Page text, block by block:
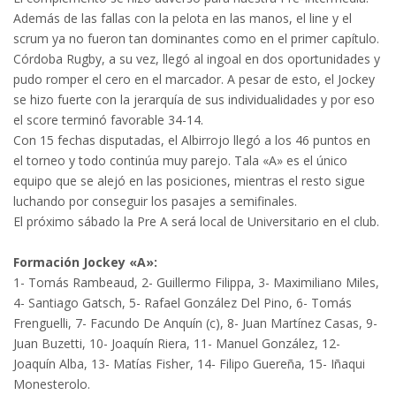
Además de las fallas con la pelota en las manos, el line y el
scrum ya no fueron tan dominantes como en el primer capítulo.
Córdoba Rugby, a su vez, llegó al ingoal en dos oportunidades y
pudo romper el cero en el marcador. A pesar de esto, el Jockey
se hizo fuerte con la jerarquía de sus individualidades y por eso
el score terminó favorable 34-14.
Con 15 fechas disputadas, el Albirrojo llegó a los 46 puntos en
el torneo y todo continúa muy parejo. Tala «A» es el único
equipo que se alejó en las posiciones, mientras el resto sigue
luchando por conseguir los pasajes a semifinales.
El próximo sábado la Pre A será local de Universitario en el club.
Formación Jockey «A»:
1- Tomás Rambeaud, 2- Guillermo Filippa, 3- Maximiliano Miles,
4- Santiago Gatsch, 5- Rafael González Del Pino, 6- Tomás
Frenguelli, 7- Facundo De Anquín (c), 8- Juan Martínez Casas, 9-
Juan Buzetti, 10- Joaquín Riera, 11- Manuel González, 12-
Joaquín Alba, 13- Matías Fisher, 14- Filipo Guereña, 15- Iñaqui
Monesterolo.